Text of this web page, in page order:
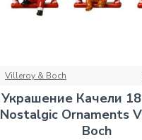
Villeroy & Boch
Украшение Качели
Nostalgic Ornaments
Boch